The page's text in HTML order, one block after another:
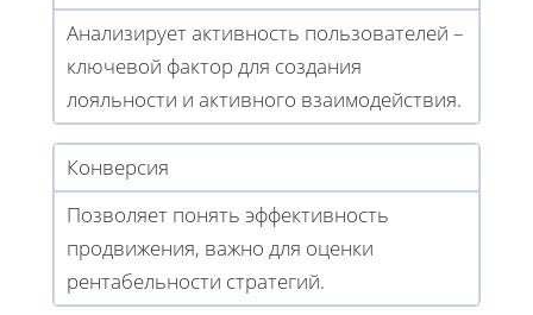
Анализирует активность пользователей –
ключевой фактор для создания
лояльности и активного взаимодействия.
Конверсия
Позволяет понять эффективность
продвижения, важно для оценки
рентабельности стратегий.